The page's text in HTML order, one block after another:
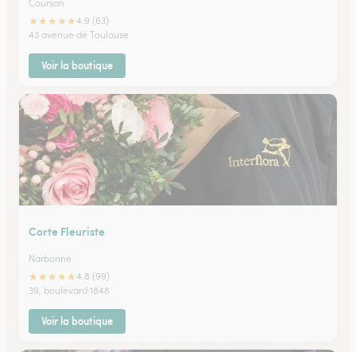
Coursan
★★★★★4.9 (63)
43 avenue de Toulouse
Voir la boutique
Corte Fleuriste
Narbonne
★★★★★4.8 (99)
39, boulevard 1848
Voir la boutique